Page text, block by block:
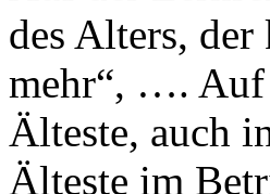
des Alters,
mehr“, …. Auf
Älteste, auch
Älteste im